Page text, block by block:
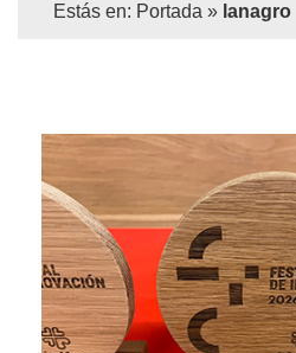
Estás en: Portada » lanagro